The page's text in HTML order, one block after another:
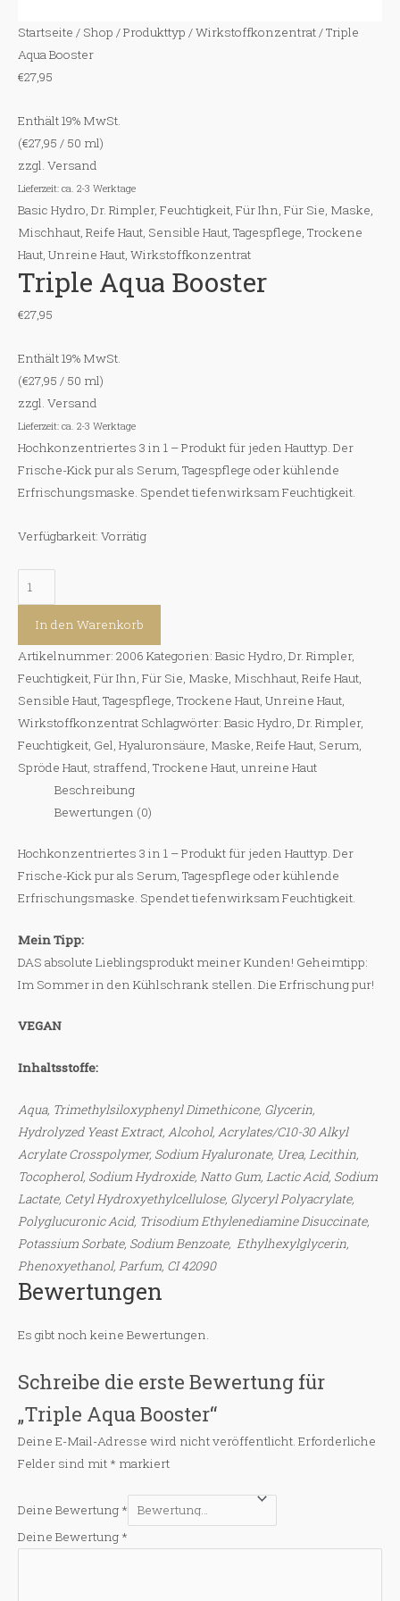
Startseite / Shop /Produkttyp /Wirkstoffkonzentrat/ Triple
Aqua Booster
€27,95
Enthält 19% MwSt.
(€27,95 / 50 ml)
zzgl. Versand
Lieferzeit: ca. 2-3 Werktage
Basic Hydro, Dr. Rimpler, Feuchtigkeit, Für Ihn, Für Sie, Maske,
Mischhaut, Reife Haut, Sensible Haut, Tagespflege, Trockene
Haut, Unreine Haut, Wirkstoffkonzentrat
Triple Aqua Booster
€27,95
Enthält 19% MwSt.
(€27,95 / 50 ml)
zzgl. Versand
Lieferzeit: ca. 2-3 Werktage
Hochkonzentriertes 3 in 1 – Produkt für jeden Hauttyp. Der
Frische-Kick pur als Serum, Tagespflege oder kühlende
Erfrischungsmaske. Spendet tiefenwirksam Feuchtigkeit.
Verfügbarkeit: Vorrätig
Triple
Aqua
Booster
Menge
In den Warenkorb
Artikelnummer: 2006 Kategorien: Basic Hydro, Dr. Rimpler,
Feuchtigkeit, Für Ihn, Für Sie, Maske, Mischhaut, Reife Haut,
Sensible Haut, Tagespflege, Trockene Haut, Unreine Haut,
Wirkstoffkonzentrat Schlagwörter: Basic Hydro, Dr. Rimpler,
Feuchtigkeit, Gel, Hyaluronsäure, Maske, Reife Haut, Serum,
Spröde Haut, straffend, Trockene Haut, unreine Haut
Beschreibung
Bewertungen (0)
Hochkonzentriertes 3 in 1 – Produkt für jeden Hauttyp. Der
Frische-Kick pur als Serum, Tagespflege oder kühlende
Erfrischungsmaske. Spendet tiefenwirksam Feuchtigkeit.
Mein Tipp:
DAS absolute Lieblingsprodukt meiner Kunden! Geheimtipp:
Im Sommer in den Kühlschrank stellen. Die Erfrischung pur!
VEGAN
Inhaltsstoffe:
Aqua, Trimethylsiloxyphenyl Dimethicone, Glycerin,
Hydrolyzed Yeast Extract, Alcohol, Acrylates/C10-30 Alkyl
Acrylate Crosspolymer, Sodium Hyaluronate, Urea, Lecithin,
Tocopherol, Sodium Hydroxide, Natto Gum, Lactic Acid, Sodium
Lactate, Cetyl Hydroxyethylcellulose, Glyceryl Polyacrylate,
Polyglucuronic Acid, Trisodium Ethylenediamine Disuccinate,
Potassium Sorbate, Sodium Benzoate, Ethylhexylglycerin,
Phenoxyethanol, Parfum, CI 42090
Bewertungen
Es gibt noch keine Bewertungen.
Schreibe die erste Bewertung für
„Triple Aqua Booster“
Deine E-Mail-Adresse wird nicht veröffentlicht. Erforderliche
Felder sind mit * markiert
Deine Bewertung *
Deine Bewertung *